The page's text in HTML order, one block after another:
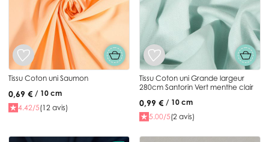
Tissu Coton uni Saumon
0,69 € / 10 cm
4.42/5(12 avis)
Tissu Coton uni Grande largeur
280cm Santorin Vert menthe clair
0,99 € / 10 cm
5.00/5(2 avis)